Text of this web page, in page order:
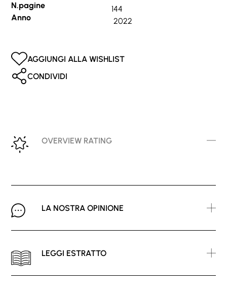
N.pagine
144
Anno
2022
AGGIUNGI ALLA WISHLIST
CONDIVIDI
OVERVIEW RATING
LA NOSTRA OPINIONE
LEGGI ESTRATTO